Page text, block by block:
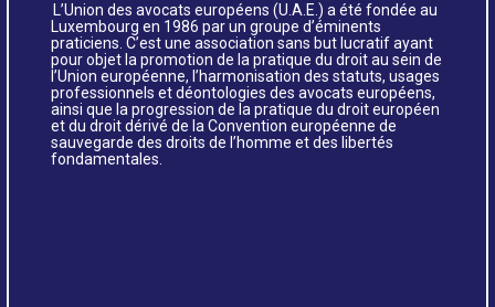
L’Union des avocats européens (U.A.E.) a été fondée au
Luxembourg en 1986 par un groupe d’éminents
praticiens. C’est une association sans but lucratif ayant
pour objet la promotion de la pratique du droit au sein de
l’Union européenne, l’harmonisation des statuts, usages
professionnels et déontologies des avocats européens,
ainsi que la progression de la pratique du droit européen
et du droit dérivé de la Convention européenne de
sauvegarde des droits de l’homme et des libertés
fondamentales.